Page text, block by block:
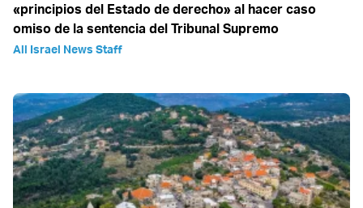
«principios del Estado de derecho» al hacer caso
omiso de la sentencia del Tribunal Supremo
All Israel News Staff